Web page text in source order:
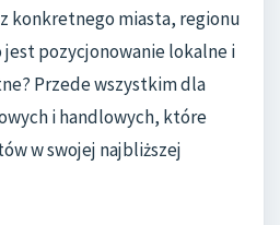
konkretnego miasta, regionu
jest pozycjonowanie lokalne i
Przede wszystkim dla
i handlowych, które
w swojej najbliższej